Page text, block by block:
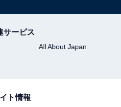
サービス
All About Japan
ト情報